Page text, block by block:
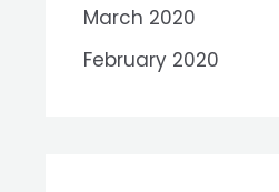
March 2020
February 2020